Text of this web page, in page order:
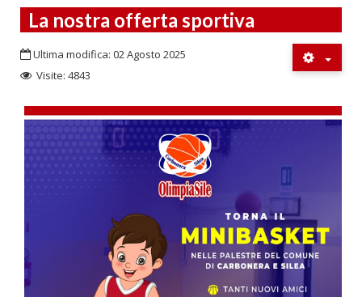
La nostra offerta sportiva
Ultima modifica: 02 Agosto 2025
Visite: 4843